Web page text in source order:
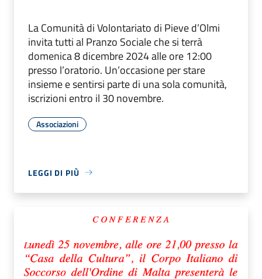
La Comunità di Volontariato di Pieve d’Olmi
invita tutti al Pranzo Sociale che si terrà
domenica 8 dicembre 2024 alle ore 12:00
presso l’oratorio. Un’occasione per stare
insieme e sentirsi parte di una sola comunità,
iscrizioni entro il 30 novembre.
Associazioni
LEGGI DI PIÙ